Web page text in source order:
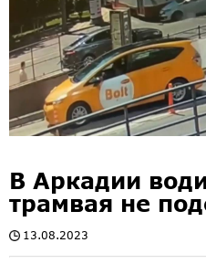
В Аркадии
трамвая не
13.08.2023